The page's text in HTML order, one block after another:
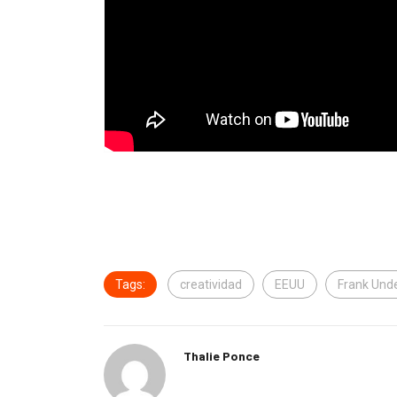
Tags: creatividad EEUU Frank
Thalie Ponce